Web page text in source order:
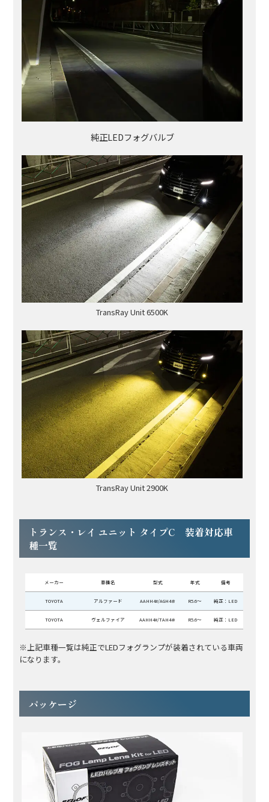
純正LEDフォグバルブ
TransRay Unit 6500K
TransRay Unit 2900K
トランス・レイ ユニット タイプC 装着対応車
種一覧
メーカー 車種名 型式 年式 備考
TOYOTA アルファード AAHH4#/AGH4＃ R5.6～ 純正：LED
TOYOTA ヴェルファイア AAHH4#/TAH4＃ R5.6～ 純正：LED
※上記車種一覧は純正でLEDフォグランプが装着されている車両
になります。
パッケージ